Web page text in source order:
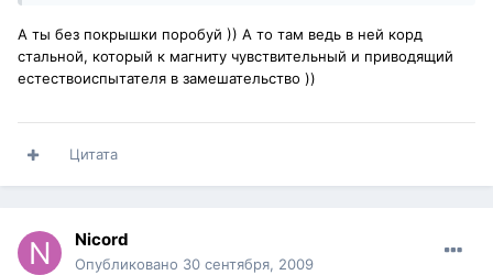
А ты без покрышки поробуй )) А то там ведь в ней корд
стальной, который к магниту чувствительный и приводящий
естествоиспытателя в замешательство ))
Цитата
Nicord
Опубликовано 30 сентября, 2009